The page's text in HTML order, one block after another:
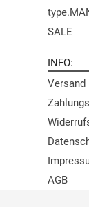
SALE
INFO
Versand
AGB